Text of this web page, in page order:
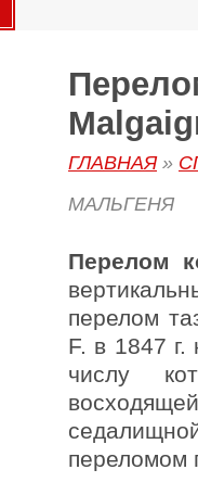
ГЛАВНАЯ»
МАЛЬГЕНЯ
Перелом
перелом
F. в 1847 г.
числу
переломом